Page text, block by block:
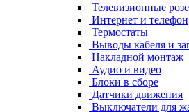
Телевизионные
Интернет и телефон
Термостаты
Выводы кабеля и
Накладной монтаж
Аудио и видео
Блоки в сборе
Датчики движения
Выключатели для